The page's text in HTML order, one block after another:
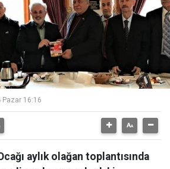
Pazar 16:16
aylık olağan toplantısında